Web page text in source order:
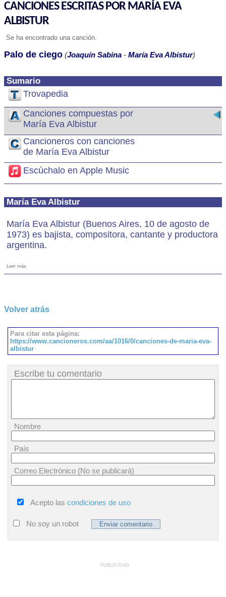
CANCIONES ESCRITAS POR MARÍA EVA
ALBISTUR
Se ha encontrado una canción.
Sumario
Trovapedia
Canciones compuestas por
María Eva Albistur
Cancioneros con canciones
de María Eva Albistur
Escúchalo en Apple Music
María Eva Albistur
María Eva Albistur (Buenos Aires, 10 de agosto de
1973) es bajista, compositora, cantante y productora
argentina.
Leer más
Palo de ciego (Joaquín Sabina - María Eva Albistur)
Volver atrás
Para citar esta página:
https://www.cancioneros.com/aa/1016/0/canciones-de-maria-eva-
albistur
Escribe tu comentario
Nombre
País
Correo Electrónico (No se publicará)
Acepto las condiciones de uso
No soy un robot
PUBLICIDAD